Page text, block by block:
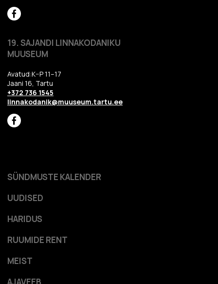
19. SAJANDI LINNAKODANIKU
MUUSEUM
Avatud:K–P 11–17
Jaani 16, Tartu
+372 736 1545
linnakodanik@muuseum.tartu.ee
HARIDUS
RUUMIDE RENT
MEIST
SÜNDMUSTE KALENDER
UUDISED